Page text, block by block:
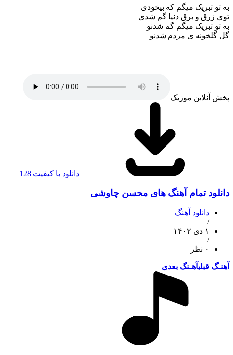
به تو تبریک میگم که بیخودی
توی زرق و برق دنیا گم شدی
به تو تبریک میگم گم شدنو
گل گلخونه ی مردم شدنو
پخش آنلاین موزیک
دانلود با کیفیت 128
دانلود تمام آهنگ های محسن چاوشی
دانلود آهنگ
/
۱ دی ۱۴۰۲
/
۰ نظر
آهنـگ قبلیآهـنگ بعدی